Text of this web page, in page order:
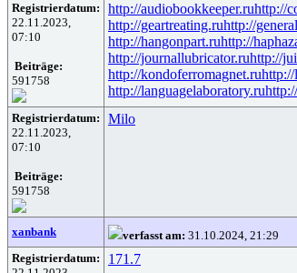
Registrierdatum:
22.11.2023,
07:10
Beiträge:
591758
http://audiobookkeeper.ruhttp://
http://geartreating.ruhttp://
http://hangonpart.ruhttp://
http://journallubricator.ruhttp://
http://kondoferromagnet.ruhttp://
http://languagelaboratory.ru
Registrierdatum:
22.11.2023,
07:10
Beiträge:
591758
Milo
xanbank verfasst am: 31.10.2024, 21:29
Registrierdatum:
171.7